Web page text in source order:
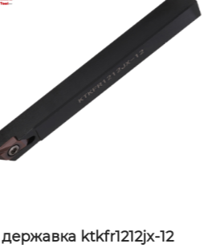
державка cgwsr2525-w40